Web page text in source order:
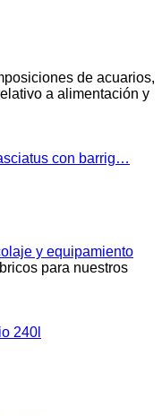
de acuarios,
a alimentación y
con barrig…
y equipamiento
para nuestros
240l